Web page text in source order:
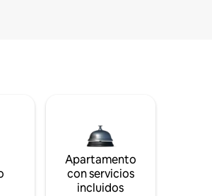
Apartamento
con servicios
incluidos